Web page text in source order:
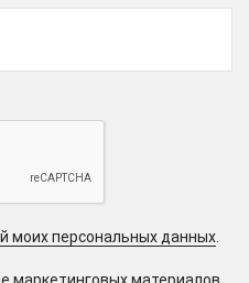
моих персональных данных.